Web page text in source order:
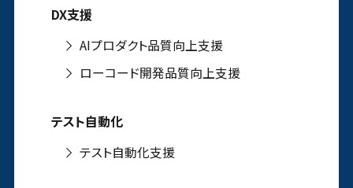
DX支援
AIプロダクト品質向上支援
ローコード開発品質向上支援
テスト自動化
テスト自動化支援